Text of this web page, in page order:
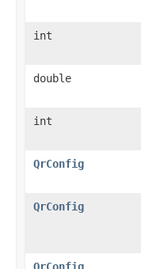
int
double
int
QrConfig
QrConfig
QrConfig